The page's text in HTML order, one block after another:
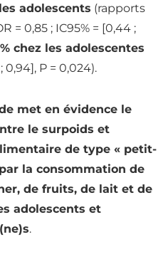
adolescents (rapports
= 0,85 ; IC95% = [0,44 ;
chez les adolescentes
0,94], P = 0,024).
met en évidence le
le surpoids et
de type « petit-
la consommation de
de fruits, de lait et de
adolescents et
.